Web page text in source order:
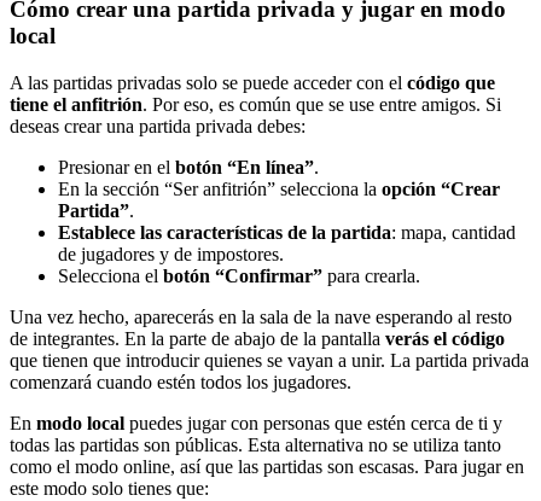
Cómo crear una partida privada y jugar en modo
local
A las partidas privadas solo se puede acceder con el código que
tiene el anfitrión. Por eso, es común que se use entre amigos. Si
deseas crear una partida privada debes:
Presionar en el botón “En línea”.
En la sección “Ser anfitrión” selecciona la opción “Crear
Partida”.
Establece las características de la partida: mapa, cantidad
de jugadores y de impostores.
Selecciona el botón “Confirmar” para crearla.
Una vez hecho, aparecerás en la sala de la nave esperando al resto
de integrantes. En la parte de abajo de la pantalla verás el código
que tienen que introducir quienes se vayan a unir. La partida privada
comenzará cuando estén todos los jugadores.
En modo local puedes jugar con personas que estén cerca de ti y
todas las partidas son públicas. Esta alternativa no se utiliza tanto
como el modo online, así que las partidas son escasas. Para jugar en
este modo solo tienes que: